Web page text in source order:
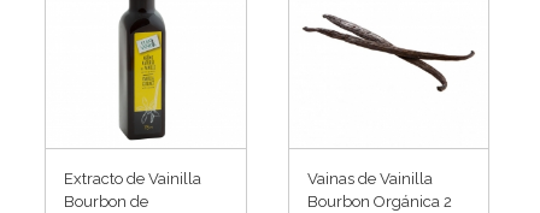
Extracto de Vainilla
Bourbon de
Vainas de Vainilla
Bourbon Orgánica 2